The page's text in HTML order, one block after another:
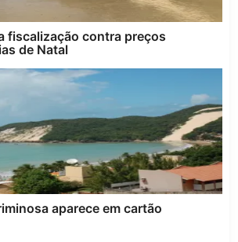
fiscalização contra preços
de Natal
aparece em cartão